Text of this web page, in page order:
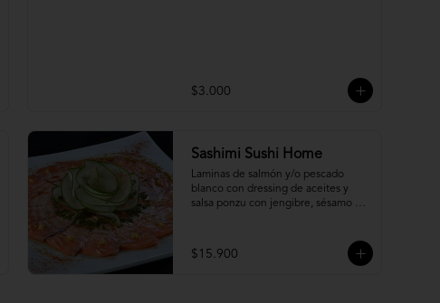
$3.000
Sashimi Sushi Home
Laminas de salmón y/o pescado
blanco con dressing de aceites y
salsa ponzu con jengibre, sésamo y
$15.900